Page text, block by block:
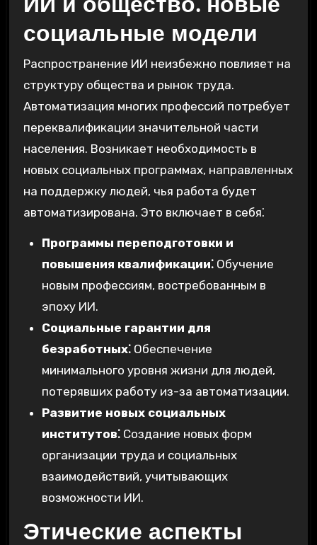
социальные модели
Распространение ИИ неизбежно повлияет на
структуру общества и рынок труда.
Автоматизация многих профессий потребует
переквалификации значительной части
населения. Возникает необходимость в
новых социальных программах, направленных
на поддержку людей, чья работа будет
автоматизирована. Это включает в себя⁚
Программы переподготовки и
повышения квалификации⁚Обучение
новым профессиям, востребованным в
эпоху ИИ.
Социальные гарантии для
безработных⁚Обеспечение
минимального уровня жизни для людей,
потерявших работу из-за автоматизации.
Развитие новых социальных
институтов⁚Создание новых форм
организации труда и социальных
взаимодействий, учитывающих
возможности ИИ.
Этические аспекты